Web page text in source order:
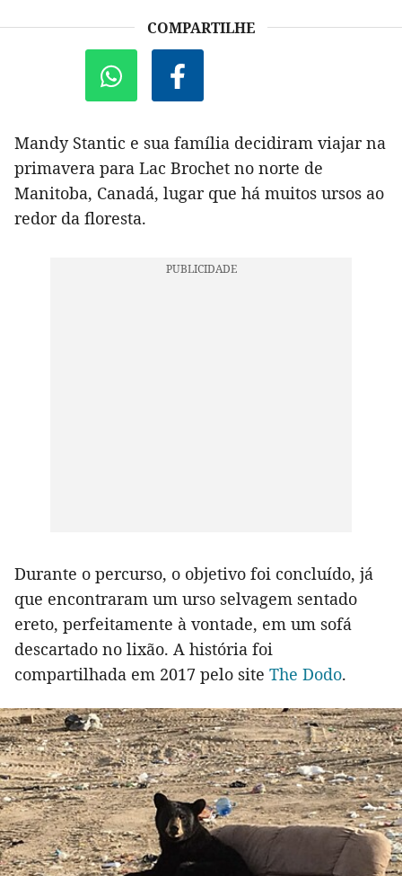
COMPARTILHE
Mandy Stantic e sua família decidiram viajar na
primavera para Lac Brochet no norte de
Manitoba, Canadá, lugar que há muitos ursos ao
redor da floresta.
Durante o percurso, o objetivo foi concluído, já
que encontraram um urso selvagem sentado
ereto, perfeitamente à vontade, em um sofá
descartado no lixão. A história foi
compartilhada em 2017 pelo site The Dodo.